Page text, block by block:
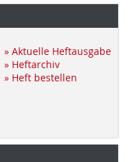
» Aktuelle Heftausgabe
» Heftarchiv
» Heft bestellen